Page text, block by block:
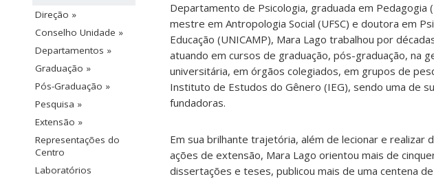
Direção »
Conselho Unidade »
Departamentos »
Graduação »
Pós-Graduação »
Pesquisa »
Extensão »
Representações do
Centro
Laboratórios
Departamento de Psicologia, graduada em Pedagogia
mestre em Antropologia Social (UFSC) e doutora em
Educação (UNICAMP), Mara Lago trabalhou por
atuando em cursos de graduação, pós-graduação, na
universitária, em órgãos colegiados, em grupos de
Instituto de Estudos do Gênero (IEG), sendo uma de
fundadoras.
Em sua brilhante trajetória, além de lecionar e realizar
ações de extensão, Mara Lago orientou mais de
dissertações e teses, publicou mais de uma centena